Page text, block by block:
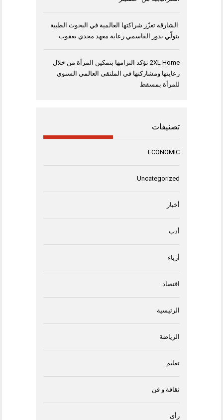
الشارقة تعزّز شراكتها العالمية في البحوث الطبية
بتولّي بدور القاسمي رعاية معهد مجدي يعقوب
2XL Home تؤكد التزامها بتمكين المرأة من خلال
رعايتها ومشاركتها في الملتقى العالمي السنوي
للمرأة بمسقط
تصنيفات
ECONOMIC
Uncategorized
أخبار
أدب
أزياء
اقتصاد
الرئيسية
الرياضة
تعليم
ثقافة و فن
رأى